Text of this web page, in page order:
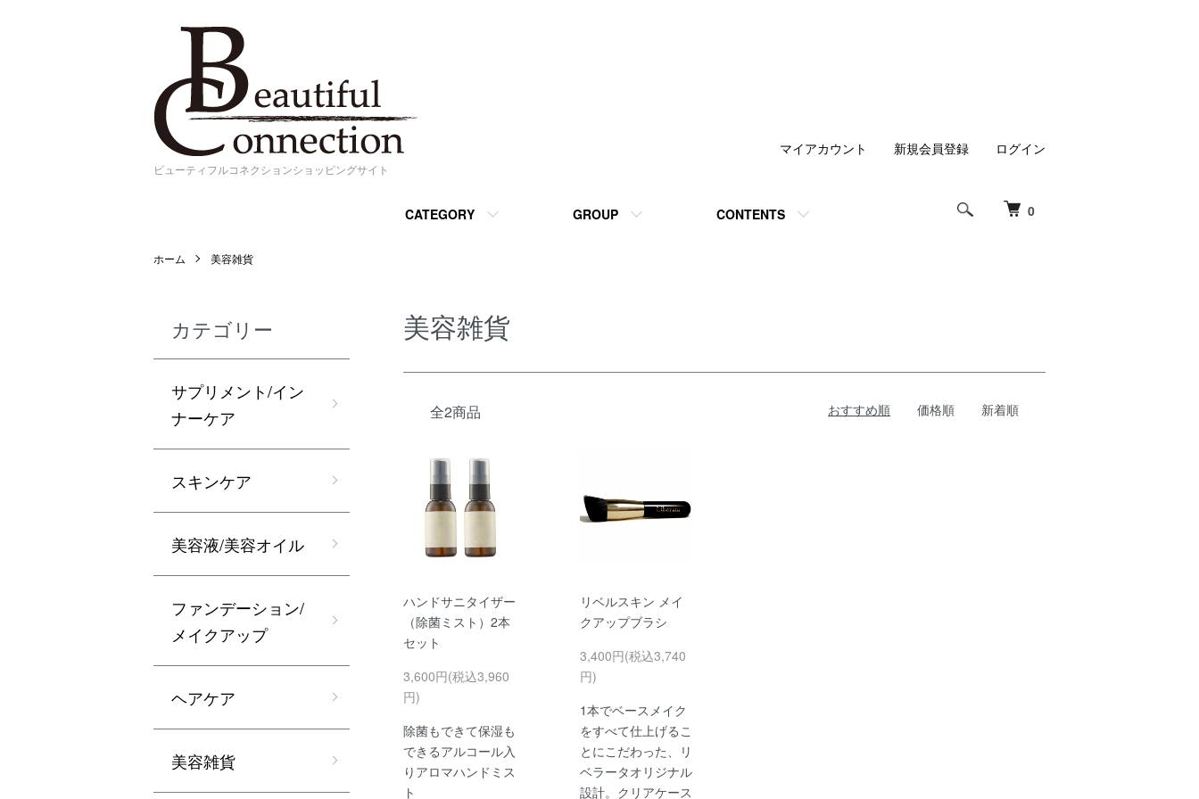
ビューティフルコネクションショッピングサイト
0
CATEGORY GROUP CONTENTS
マイアカウント 新規会員登録 ログイン
ホーム 美容雑貨
美容雑貨
全2商品 おすすめ順 価格順 新着順
ハンドサニタイザー
（除菌ミスト）2本
セット
3,600円(税込3,960
円)
除菌もできて保湿も
できるアルコール入
りアロマハンドミス
ト
リベルスキン メイ
クアップブラシ
3,400円(税込3,740
円)
1本でベースメイク
をすべて仕上げるこ
とにこだわった、リ
ベラータオリジナル
設計。クリアケース
カテゴリー
サプリメント/イン
ナーケア
スキンケア
美容液/美容オイル
ファンデーション/
メイクアップ
ヘアケア
美容雑貨